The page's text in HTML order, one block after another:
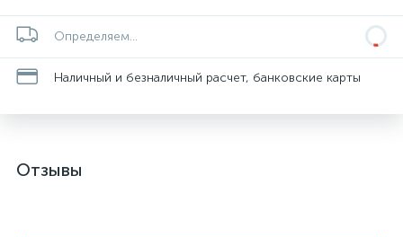
Определяем...
Наличный и безналичный расчет, банковские карты
Отзывы